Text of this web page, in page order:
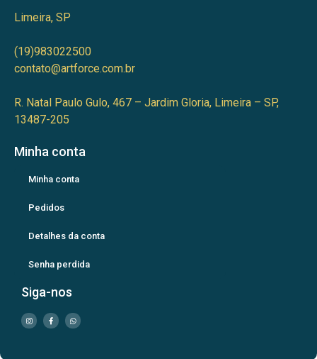
Limeira, SP
(19)983022500
contato@artforce.com.br
R. Natal Paulo Gulo, 467 – Jardim Gloria, Limeira – SP,
13487-205
Minha conta
Minha conta
Pedidos
Detalhes da conta
Senha perdida
Siga-nos